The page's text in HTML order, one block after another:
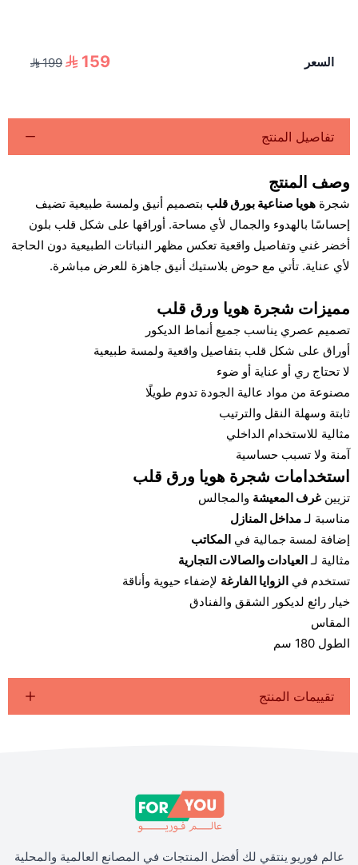
السعر 159
199
تفاصيل المنتج
وصف المنتج
شجرة هويا صناعية بورق قلب بتصميم أنيق ولمسة طبيعية تضيف
إحساسًا بالهدوء والجمال لأي مساحة. أوراقها على شكل قلب بلون
أخضر غني وتفاصيل واقعية تعكس مظهر النباتات الطبيعية دون الحاجة
لأي عناية. تأتي مع حوض بلاستيك أنيق جاهزة للعرض مباشرة.
مميزات شجرة هويا ورق قلب
تصميم عصري يناسب جميع أنماط الديكور
أوراق على شكل قلب بتفاصيل واقعية ولمسة طبيعية
لا تحتاج ري أو عناية أو ضوء
مصنوعة من مواد عالية الجودة تدوم طويلًا
ثابتة وسهلة النقل والترتيب
مثالية للاستخدام الداخلي
آمنة ولا تسبب حساسية
استخدامات شجرة هويا ورق قلب
تزيين غرف المعيشة والمجالس
مناسبة لـمداخل المنازل
إضافة لمسة جمالية في المكاتب
مثالية لـالعيادات والصالات التجارية
تستخدم في الزوايا الفارغة لإضفاء حيوية وأناقة
خيار رائع لديكور الشقق والفنادق
المقاس
الطول 180 سم
تقييمات المنتج
عالم فوريو ينتقي لك أفضل المنتجات في المصانع العالمية والمحلية